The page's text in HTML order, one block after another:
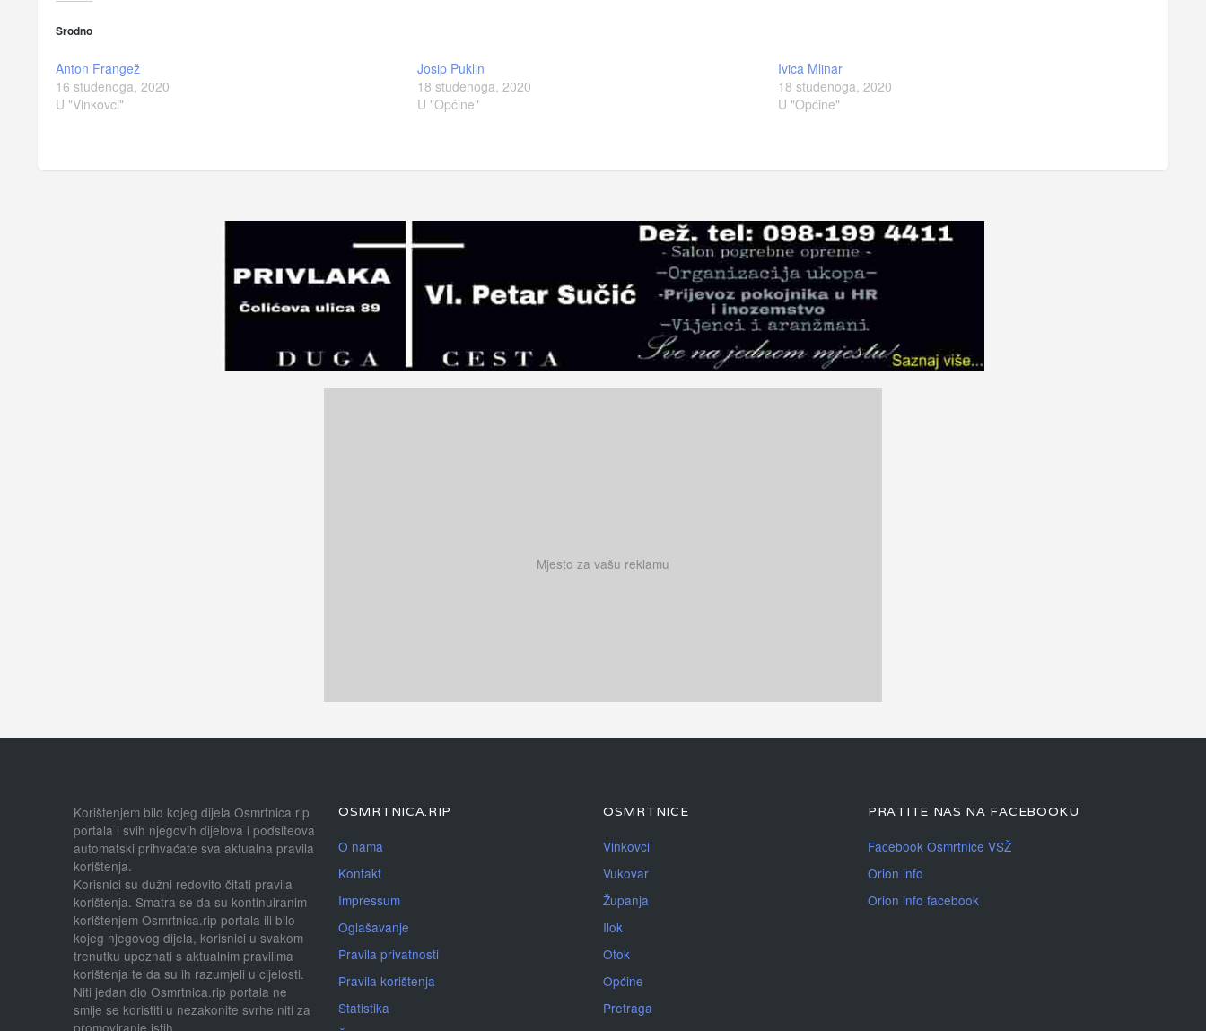
Srodno
Anton Frangež
16 studenoga, 2020
U "Vinkovci"
Josip Puklin
18 studenoga, 2020
U "Općine"
Ivica Mlinar
18 studenoga, 2020
U "Općine"
Mjesto za vašu reklamu
Korištenjem bilo kojeg dijela Osmrtnica.rip
portala i svih njegovih dijelova i podsiteova
automatski prihvaćate sva aktualna pravila
korištenja.
Korisnici su dužni redovito čitati pravila
korištenja. Smatra se da su kontinuiranim
korištenjem Osmrtnica.rip portala ili bilo
kojeg njegovog dijela, korisnici u svakom
trenutku upoznati s aktualnim pravilima
korištenja te da su ih razumjeli u cijelosti.
Niti jedan dio Osmrtnica.rip portala ne
smije se koristiti u nezakonite svrhe niti za
OSMRTNICA.RIP
O nama
Kontakt
Impressum
Oglašavanje
Pravila privatnosti
Pravila korištenja
Statistika
OSMRTNICE
Vinkovci
Vukovar
Županja
Ilok
Otok
Općine
Pretraga
PRATITE NAS NA FACEBOOKU
Facebook Osmrtnice VSŽ
Orion info
Orion info facebook